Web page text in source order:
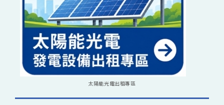
太陽能光電出租專區